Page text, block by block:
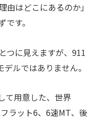
由はどこにあるのか」
す。
つに見えますが、911
ルではありません。
て用意した、世界
ラット6、6速MT、後